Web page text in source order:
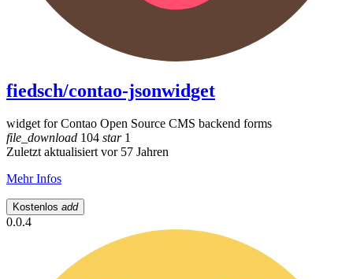
fiedsch/contao-jsonwidget
widget for Contao Open Source CMS backend forms
file_download 104 star1
Zuletzt aktualisiert vor 57 Jahren
Mehr Infos
Kostenlos add
0.0.4